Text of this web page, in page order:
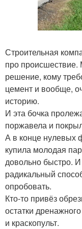
Строительная
про происшествие.
решение, кому
цемент и вообще,
историю.
И эта бочка
поржавела и
А в конце нулевых
купила молодая
довольно быстро.
радикальный
опробовать.
Кто-то привёз
остатки
и краскопульт.